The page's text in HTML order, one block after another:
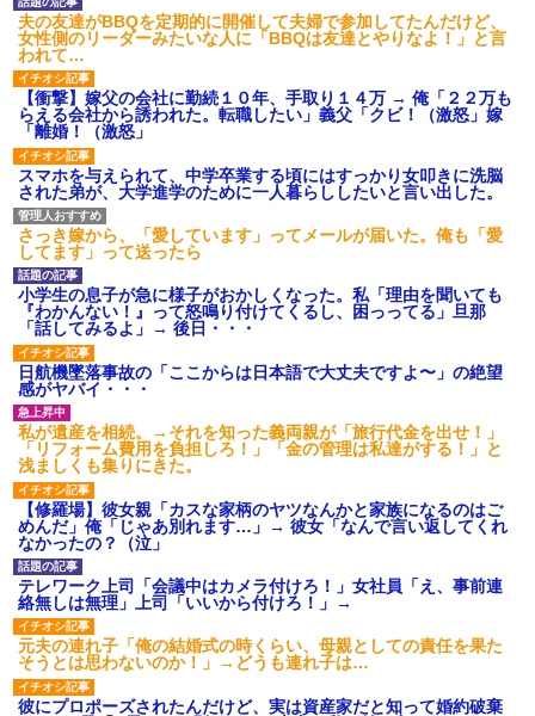
【GIF】JSのカンチョーワロ
タ
後続車にクラクションを鳴ら
され彼氏が逆切れ。「何クラク
ション鳴らしてんだ！降りてこ
いよ！」と怒鳴りだし...
【衝撃】報酬100万円超の治験
募集がこちらｗｗｗｗｗ(※画像
あり)
【ネット騒然】惨殺されたタ
ワマン頂き女子のこの動画、す
げえええええｗｗｗｗｗｗｗｗ
ｗｗｗ
【愕然】白のクラウン俺氏、
高速道路左車線を制限速度で走
った結果wwwwwwwwwwww
百年の恋12-899 食べた量を
張り合ってくる
【悲報】佐藤輝明・・・２軍
でも盛大にやらかす←あまり悲
しませないでくれ
夫の友達がBBQを定期的に開催して夫婦で参加してたんだけど、
女性側のリーダーみたいな人に「BBQは友達とやりなよ！」と言
われて…
【衝撃】嫁父の会社に勤続１０年、手取り１４万 → 俺「２２万も
らえる会社から誘われた。転職したい」義父「クビ！（激怒」嫁
「離婚！（激怒」
スマホを与えられて、中学卒業する頃にはすっかり女叩きに洗脳
された弟が、大学進学のために一人暮らししたいと言い出した。
さっき嫁から、「愛しています」ってメールが届いた。俺も「愛
してます」って送ったら
小学生の息子が急に様子がおかしくなった。私「理由を聞いても
『わかんない！』って怒鳴り付けてくるし、困っってる」旦那
「話してみるよ」→ 後日・・・
日航機墜落事故の「ここからは日本語で大丈夫ですよ〜」の絶望
感がヤバイ・・・
私が遺産を相続。→それを知った義両親が「旅行代金を出せ！」
「リフォーム費用を負担しろ！」「金の管理は私達がする！」と
浅ましくも集りにきた。
【修羅場】彼女親「カスな家柄のヤツなんかと家族になるのはご
めんだ」俺「じゃあ別れます…」→ 彼女「なんで言い返してくれ
なかったの？（泣」
テレワーク上司「会議中はカメラ付けろ！」女社員「え、事前連
絡無しは無理」上司「いいから付けろ！」→
元夫の連れ子「俺の結婚式の時くらい、母親としての責任を果た
そうとは思わないのか！」→どうも連れ子は…
彼にプロポーズされたんだけど、実は資産家だと知って婚約破棄